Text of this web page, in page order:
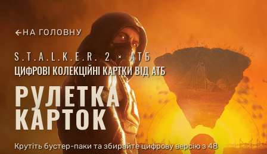
НА ГОЛОВНУ
S.T.A.L.K.E.R. 2 × АТБ
ЦИФРОВІ КОЛЕКЦІЙНІ КАРТКИ ВІД АТБ
РУЛЕТКА
КАРТОК
Крутіть бустер-паки та збирайте цифрову версію з 48